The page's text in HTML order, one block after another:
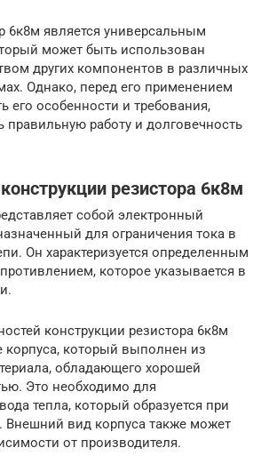
6к8м является универсальным
может быть использован
других компонентов в различных
Однако, перед его применением
его особенности и требования,
правильную работу и долговечность
резистора 6к8м
собой электронный
для ограничения тока в
Он характеризуется определенным
которое указывается в
конструкции резистора 6к8м
корпуса, который выполнен из
обладающего хорошей
Это необходимо для
тепла, который образуется при
Внешний вид корпуса также может
от производителя.